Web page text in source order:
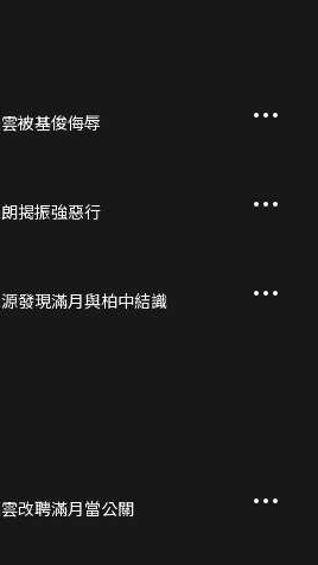
被基俊侮辱
揭振強惡行
發現滿月與柏中結識
改聘滿月當公關